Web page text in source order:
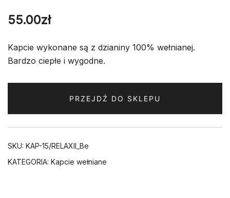
55.00zł
Kapcie wykonane są z dzianiny 100% wełnianej.
Bardzo ciepłe i wygodne.
PRZEJDŹ DO SKLEPU
SKU: KAP-15/RELAXII_Be
KATEGORIA: Kapcie wełniane